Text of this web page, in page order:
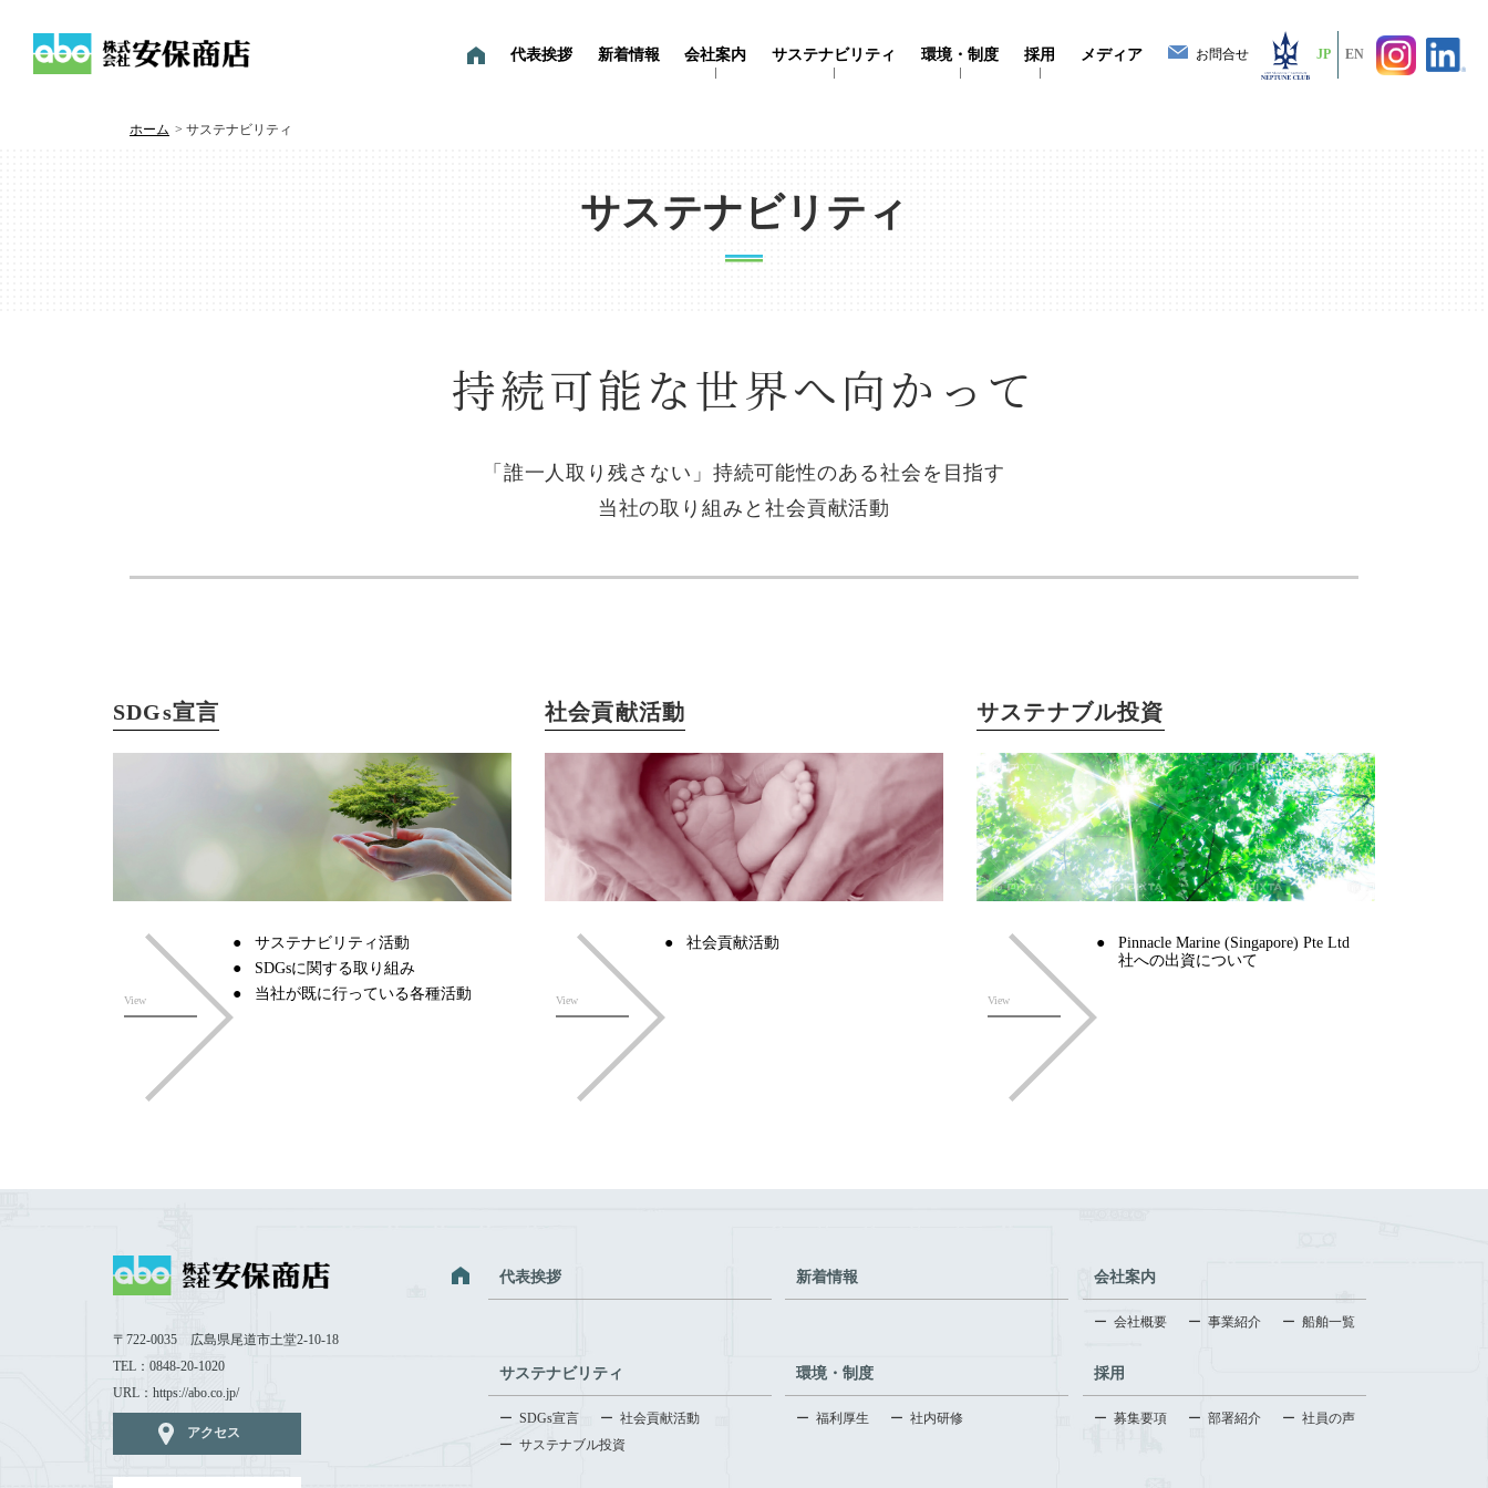
代表挨拶 新着情報 会社案内 サステナビリティ 環境・制度 採用 メディア お問合せ JP EN
ホーム > サステナビリティ
サステナビリティ
持続可能な世界へ向かって
「誰一人取り残さない」持続可能性のある社会を目指す
当社の取り組みと社会貢献活動
SDGs宣言
View
サステナビリティ活動
SDGsに関する取り組み
当社が既に行っている各種活動
社会貢献活動
View
社会貢献活動
サステナブル投資
View
Pinnacle Marine (Singapore) Pte Ltd
社への出資について
代表挨拶 新着情報 会社案内
会社概要 事業紹介 船舶一覧
サステナビリティ
SDGs宣言
社会貢献活動
サステナブル投資
環境・制度
福利厚生 社内研修
採用
募集要項 部署紹介 社員の声
〒722-0035 広島県尾道市土堂2-10-18
TEL：0848-20-1020
URL：https://abo.co.jp/
アクセス